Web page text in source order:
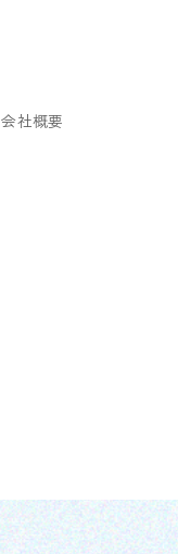
会社概要